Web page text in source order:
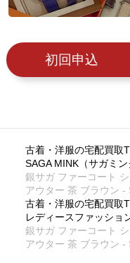
初回申込
古着・洋服の宅配買取
SAGA MINK（サガミン
銀サガ ファーコート
アウター 茶 ブラウン -
古着・洋服の宅配買取
レディースファッショ
銀サガ ファーコート
アウター 茶 ブラウン -